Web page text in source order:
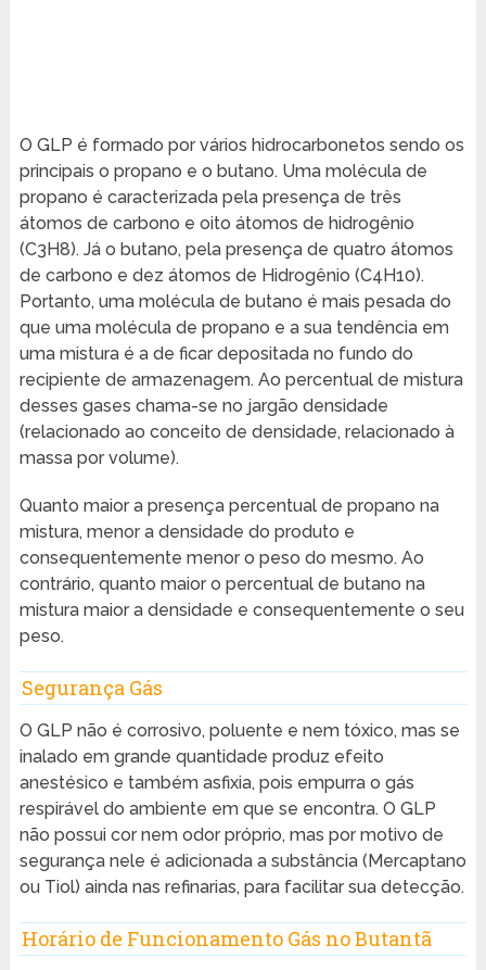
O GLP é formado por vários hidrocarbonetos sendo os
principais o propano e o butano. Uma molécula de
propano é caracterizada pela presença de três
átomos de carbono e oito átomos de hidrogênio
(C3H8). Já o butano, pela presença de quatro átomos
de carbono e dez átomos de Hidrogênio (C4H10).
Portanto, uma molécula de butano é mais pesada do
que uma molécula de propano e a sua tendência em
uma mistura é a de ficar depositada no fundo do
recipiente de armazenagem. Ao percentual de mistura
desses gases chama-se no jargão densidade
(relacionado ao conceito de densidade, relacionado à
massa por volume).
Quanto maior a presença percentual de propano na
mistura, menor a densidade do produto e
consequentemente menor o peso do mesmo. Ao
contrário, quanto maior o percentual de butano na
mistura maior a densidade e consequentemente o seu
peso.
Segurança Gás
O GLP não é corrosivo, poluente e nem tóxico, mas se
inalado em grande quantidade produz efeito
anestésico e também asfixia, pois empurra o gás
respirável do ambiente em que se encontra. O GLP
não possui cor nem odor próprio, mas por motivo de
segurança nele é adicionada a substância (Mercaptano
ou Tiol) ainda nas refinarias, para facilitar sua detecção.
Horário de Funcionamento Gás no Butantã